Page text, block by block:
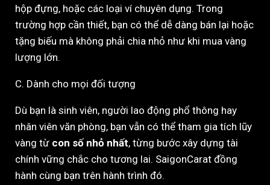
hộp đựng, hoặc các loại ví chuyên dụng. Trong
trường hợp cần thiết, bạn có thể dễ dàng bán lại hoặc
tặng biếu mà không phải chia nhỏ như khi mua vàng
lượng lớn.
C. Dành cho mọi đối tượng
Dù bạn là sinh viên, người lao động phổ thông hay
nhân viên văn phòng, bạn vẫn có thể tham gia tích lũy
vàng từ con số nhỏ nhất, từng bước xây dựng tài
chính vững chắc cho tương lai. SaigonCarat đồng
hành cùng bạn trên hành trình đó.